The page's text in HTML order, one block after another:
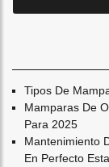
Tipos De
Mamparas De
Para 2025
Mantenimiento
En Perfecto